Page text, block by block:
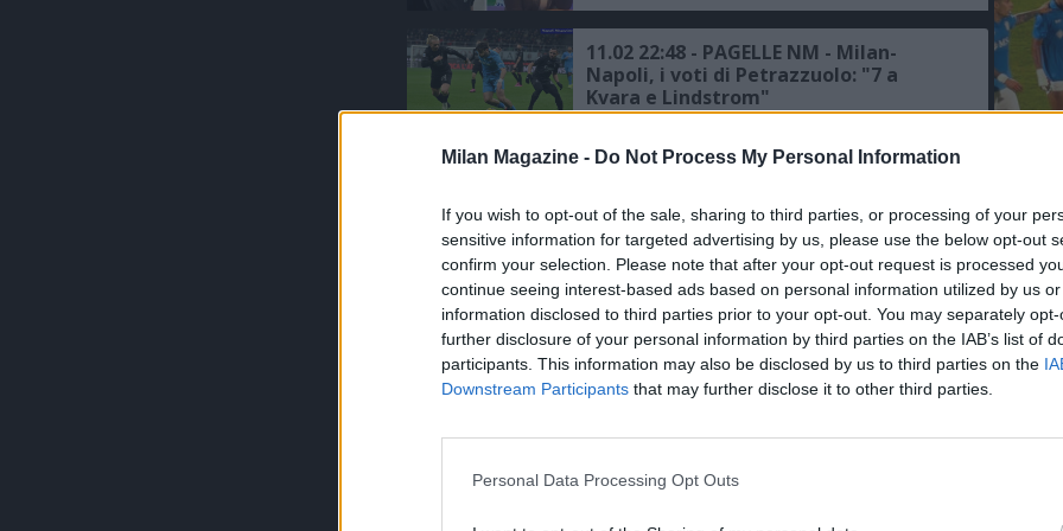
Milan Magazine - Do Not Process My Personal Information
If you wish to opt-out of the sale, sharing to third parties, or processing of your
sensitive information for targeted advertising by us, please use the below opt-out
confirm your selection. Please note that after your opt-out request is processed
continue seeing interest-based ads based on personal information utilized by us
information disclosed to third parties prior to your opt-out. You may separately
further disclosure of your personal information by third parties on the IAB’s list of
participants. This information may also be disclosed by us to third parties on the
Downstream Participants that may further disclose it to other third parties.
Personal Data Processing Opt Outs
crescita della squadra con lo scudetto
sul petto, le ultime sulla formazione"
11.02 22:48 - PAGELLE NM - Milan-
Napoli, i voti di Petrazzuolo: "7 a
Kvara e Lindstrom"
11.02 19:28 - SERIE A - Milan-Napoli,
11.02 12:40 - KISS KISS - Petrazzuolo:
“Sanremo? Geolier per me ha vinto, la
stampa non ha reso onore al
sentimento popolare, Milan-Napoli?
Contano i gol, al di là dell'ottima
difesa”
30.10 19:48 - RADIO CRC - Petrazzuolo:
errori commessi con Lazio e
Milan, i voti di Antonio Petrazzuolo: